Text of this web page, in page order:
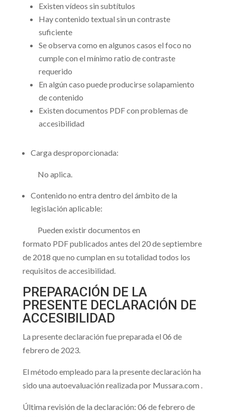
Existen vídeos sin subtítulos
Hay contenido textual sin un contraste
suficiente
Se observa como en algunos casos el foco no
cumple con el mínimo ratio de contraste
requerido
En algún caso puede producirse solapamiento
de contenido
Existen documentos PDF con problemas de
accesibilidad
Carga desproporcionada:
No aplica.
Contenido no entra dentro del ámbito de la
legislación aplicable:
Pueden existir documentos en
formato PDF publicados antes del 20 de septiembre
de 2018 que no cumplan en su totalidad todos los
requisitos de accesibilidad.
PREPARACIÓN DE LA
PRESENTE DECLARACIÓN DE
ACCESIBILIDAD
La presente declaración fue preparada el 06 de
febrero de 2023.
El método empleado para la presente declaración ha
sido una autoevaluación realizada por Mussara.com .
Última revisión de la declaración: 06 de febrero de